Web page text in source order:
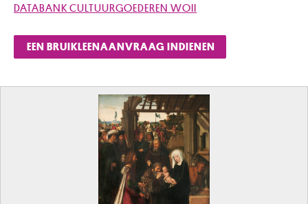
DATABANK CULTUURGOEDEREN WOII
EEN BRUIKLEENAANVRAAG INDIENEN